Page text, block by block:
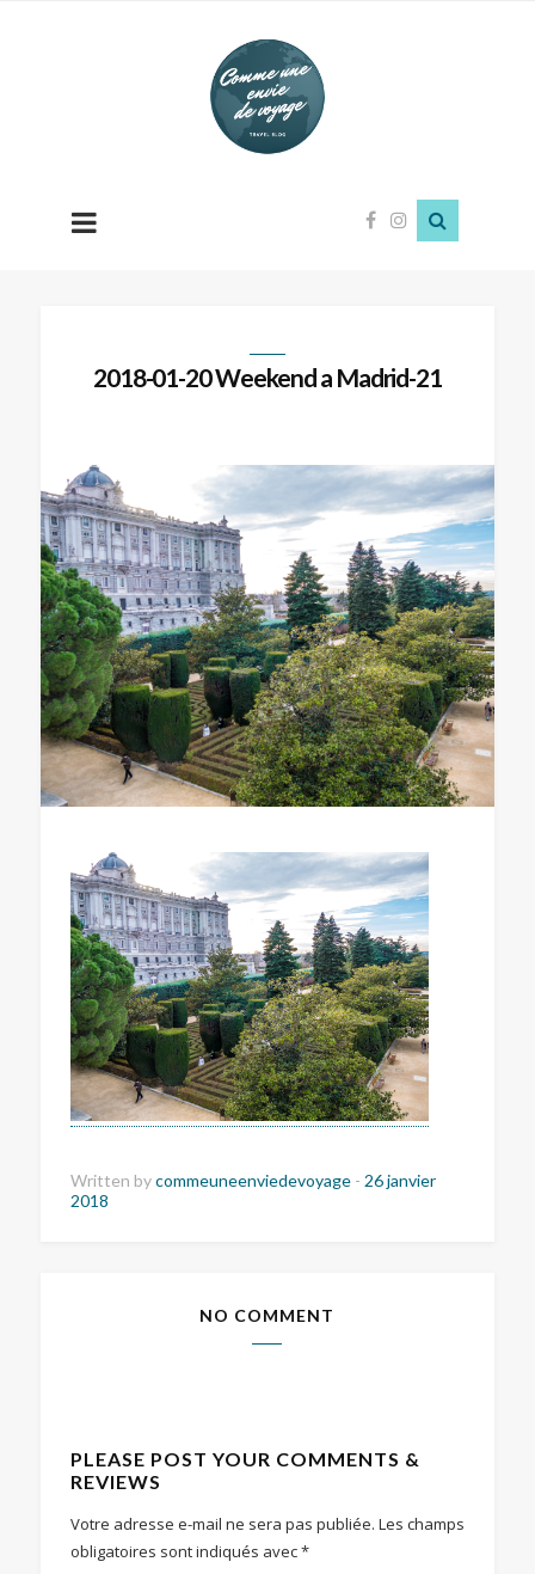
Comme
une
envie
de
2018-01-20 Weekend a Madrid-21
Written bycommeuneenviedevoyage - 26 janvier
2018
NO COMMENT
PLEASE POST YOUR COMMENTS &
REVIEWS
Votre adresse e-mail ne sera pas publiée. Les champs
obligatoires sont indiqués avec*